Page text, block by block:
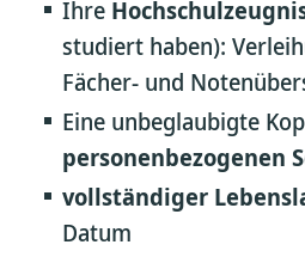
Ihre
studiert haben):
Fächer- und
Eine unbeglaubigte
personenbezogenen
vollständiger
Datum